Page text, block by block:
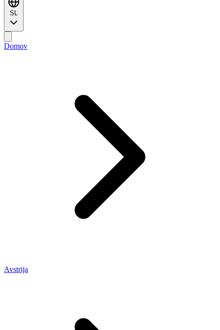
SL
Domov
Avstrija